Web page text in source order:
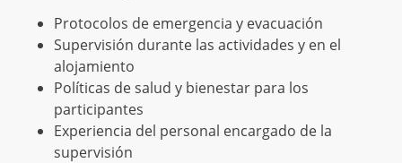
Protocolos de emergencia y evacuación
Supervisión durante las actividades y en el
alojamiento
Políticas de salud y bienestar para los
participantes
Experiencia del personal encargado de la
supervisión